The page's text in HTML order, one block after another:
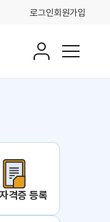
로그인회원가입
회원정보전체메뉴
격증 등록